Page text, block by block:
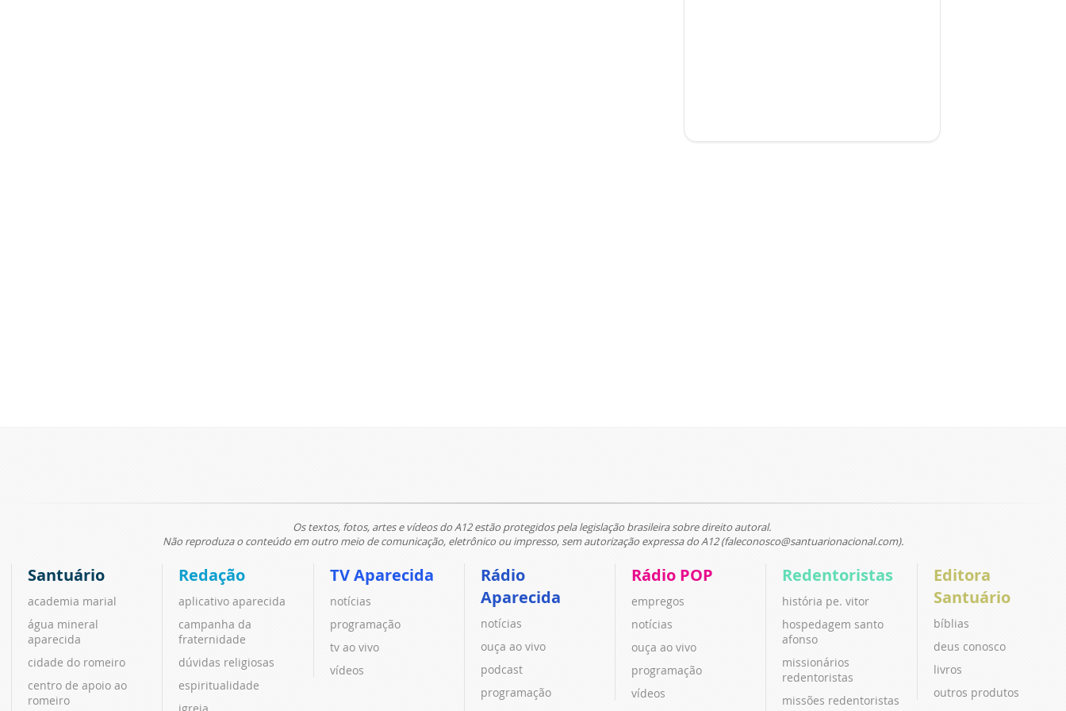
Os textos, fotos, artes e vídeos do A12 estão protegidos pela legislação brasileira sobre direito autoral.
Não reproduza o conteúdo em outro meio de comunicação, eletrônico ou impresso, sem autorização expressa do A12 (faleconosco@santuarionacional.com).
Santuário
academia marial
água mineral
aparecida
cidade do romeiro
centro de apoio ao
romeiro
Redação
aplicativo aparecida
campanha da
fraternidade
dúvidas religiosas
espiritualidade
igreja
TV Aparecida
notícias
programação
tv ao vivo
vídeos
Rádio
Aparecida
notícias
ouça ao vivo
podcast
programação
Rádio POP
empregos
notícias
ouça ao vivo
programação
vídeos
Redentoristas
história pe. vitor
hospedagem santo
afonso
missionários
redentoristas
missões redentoristas
Editora
Santuário
bíblias
deus conosco
livros
outros produtos